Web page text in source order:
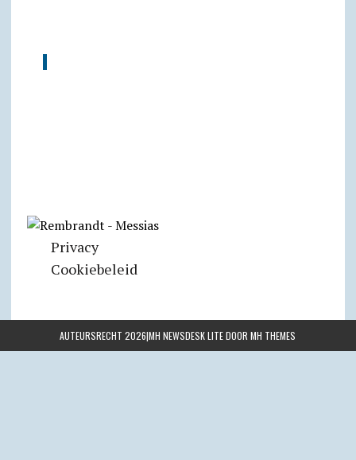
Privacy
Cookiebeleid
AUTEURSRECHT 2026|MH NEWSDESK LITE DOORMH THEMES